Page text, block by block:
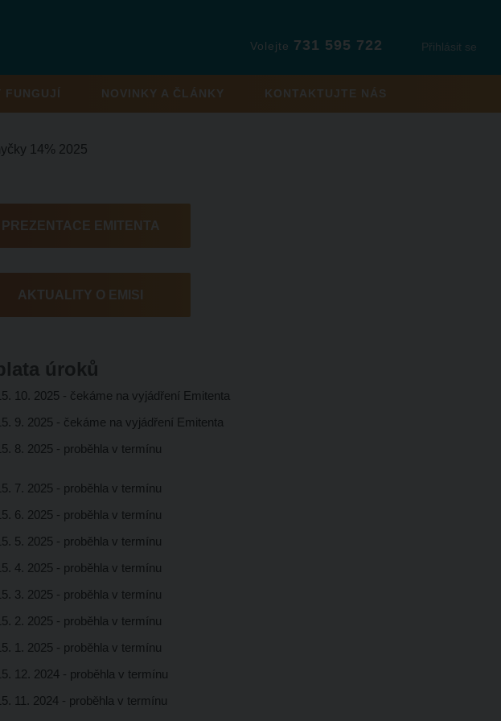
Přihlásit se
Volejte 731 595 722
FUNGUJÍ NOVINKY A ČLÁNKY KONTAKTUJTE NÁS
14% 2025
PREZENTACE EMITENTA
AKTUALITY O EMISI
úroků
10. 2025 - čekáme na vyjádření Emitenta
9. 2025 - čekáme na vyjádření Emitenta
8. 2025 - proběhla v termínu
7. 2025 - proběhla v termínu
6. 2025 - proběhla v termínu
5. 2025 - proběhla v termínu
4. 2025 - proběhla v termínu
3. 2025 - proběhla v termínu
2. 2025 - proběhla v termínu
1. 2025 - proběhla v termínu
12. 2024 - proběhla v termínu
11. 2024 - proběhla v termínu